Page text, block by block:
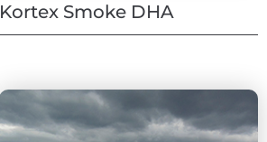
Kortex Smoke DHA